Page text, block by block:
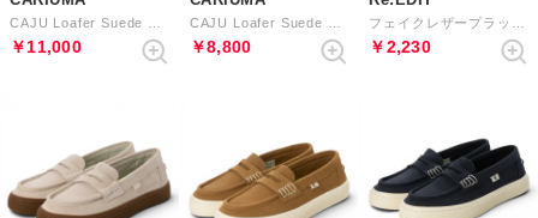
￥11,000 ￥8,800 ￥2,230